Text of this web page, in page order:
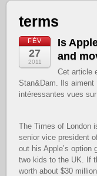
terms
FÉV
27
2011
Is
and
Cet article
Stan&Dam. Ils aiment
intéressantes vues
The Times of London
senior vice president
out his Apple’s option
two kids to the UK. If
worth about $30